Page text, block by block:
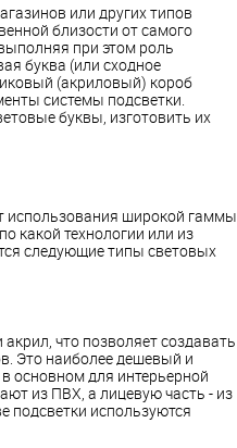
или других типов
близости от самого
при этом роль
буква (или сходное
(акриловый) короб
системы подсветки.
буквы, изготовить их
использования широкой гаммы
какой технологии или из
следующие типы световых
что позволяет создавать
Это наиболее дешевый и
основном для интерьерной
из ПВХ, а лицевую часть - из
подсветки используются